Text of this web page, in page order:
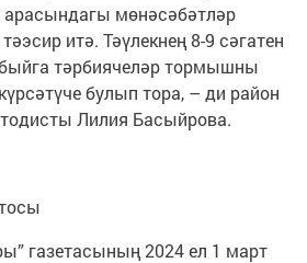
арасындагы мөнәсәбәтләр
итә. Тәүлекнең 8-9 сәгатен
тәрбиячеләр тормышны
булып тора, – ди район
Лилия Басыйрова.
газетасының 2024 ел 1 март